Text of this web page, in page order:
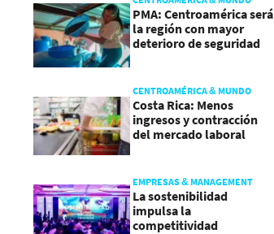
PMA: Centroamérica será
la región con mayor
deterioro de seguridad
CENTROAMÉRICA & MUNDO
Costa Rica: Menos
ingresos y contracción
del mercado laboral
EMPRESAS & MANAGEMENT
La sostenibilidad
impulsa la
competitividad